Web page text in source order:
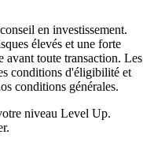
en investissement.
élevés et une forte
avant toute transaction. Les
conditions d'éligibilité et
conditions générales.
niveau Level Up.